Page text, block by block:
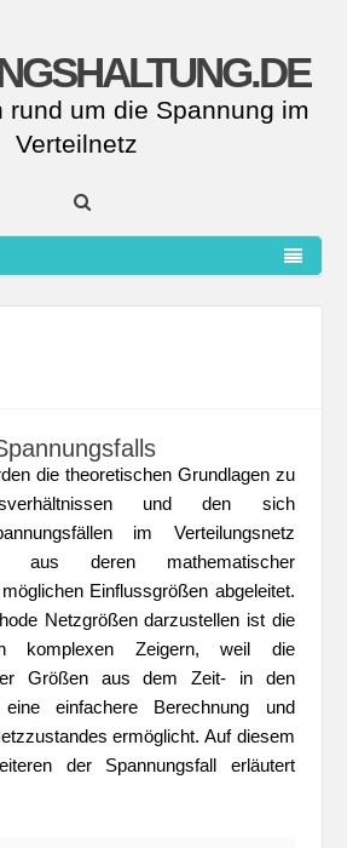
rund um die Spannung im
Verteilnetz
die theoretischen Grundlagen zu
und den sich
im Verteilungsnetz
aus deren mathematischer
Einflussgrößen abgeleitet.
Netzgrößen darzustellen ist die
komplexen Zeigern, weil die
Größen aus dem Zeit- in den
eine einfachere Berechnung und
ermöglicht. Auf diesem
der Spannungsfall erläutert